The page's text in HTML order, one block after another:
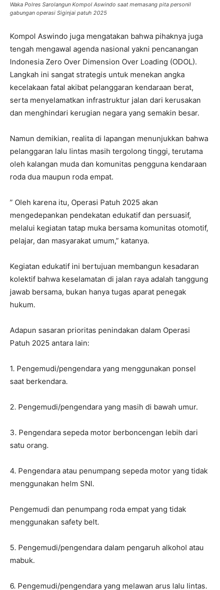
Waka Polres Sarolangun Kompol Aswindo saat memasang pita personil
gabungan operasi Siginjai patuh 2025
Kompol Aswindo juga mengatakan bahwa pihaknya juga
tengah mengawal agenda nasional yakni pencanangan
Indonesia Zero Over Dimension Over Loading (ODOL).
Langkah ini sangat strategis untuk menekan angka
kecelakaan fatal akibat pelanggaran kendaraan berat,
serta menyelamatkan infrastruktur jalan dari kerusakan
dan menghindari kerugian negara yang semakin besar.
Namun demikian, realita di lapangan menunjukkan bahwa
pelanggaran lalu lintas masih tergolong tinggi, terutama
oleh kalangan muda dan komunitas pengguna kendaraan
roda dua maupun roda empat.
” Oleh karena itu, Operasi Patuh 2025 akan
mengedepankan pendekatan edukatif dan persuasif,
melalui kegiatan tatap muka bersama komunitas otomotif,
pelajar, dan masyarakat umum,” katanya.
Kegiatan edukatif ini bertujuan membangun kesadaran
kolektif bahwa keselamatan di jalan raya adalah tanggung
jawab bersama, bukan hanya tugas aparat penegak
hukum.
Adapun sasaran prioritas penindakan dalam Operasi
Patuh 2025 antara lain:
1. Pengemudi/pengendara yang menggunakan ponsel
saat berkendara.
2. Pengemudi/pengendara yang masih di bawah umur.
3. Pengendara sepeda motor berboncengan lebih dari
satu orang.
4. Pengendara atau penumpang sepeda motor yang tidak
menggunakan helm SNI.
Pengemudi dan penumpang roda empat yang tidak
menggunakan safety belt.
5. Pengemudi/pengendara dalam pengaruh alkohol atau
mabuk.
6. Pengemudi/pengendara yang melawan arus lalu lintas.